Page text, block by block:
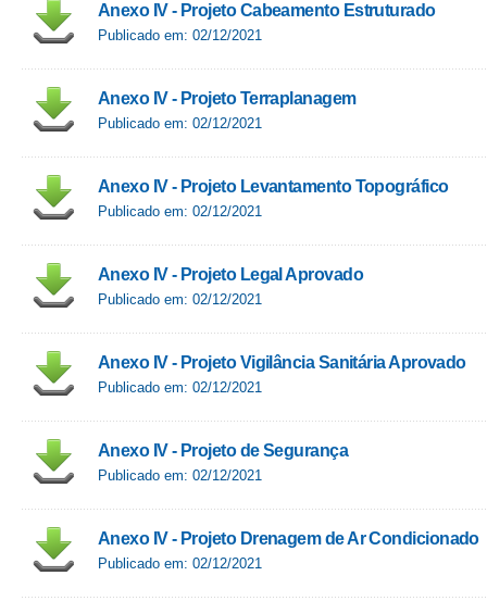
Anexo IV - Projeto Cabeamento Estruturado
Publicado em: 02/12/2021
Anexo IV - Projeto Terraplanagem
Publicado em: 02/12/2021
Anexo IV - Projeto Levantamento Topográfico
Publicado em: 02/12/2021
Anexo IV - Projeto Legal Aprovado
Publicado em: 02/12/2021
Anexo IV - Projeto Vigilância Sanitária Aprovado
Publicado em: 02/12/2021
Anexo IV - Projeto de Segurança
Publicado em: 02/12/2021
Anexo IV - Projeto Drenagem de Ar Condicionado
Publicado em: 02/12/2021